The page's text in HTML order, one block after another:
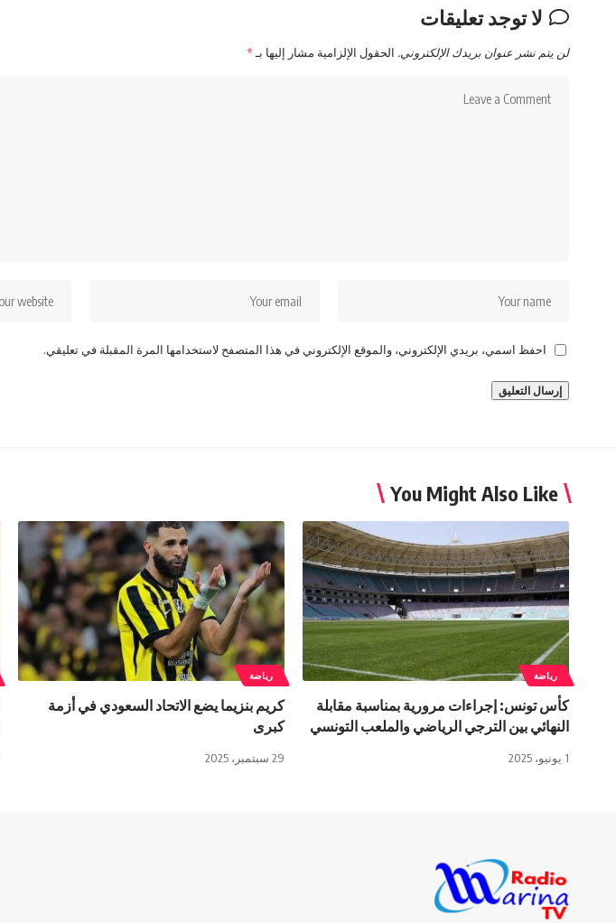
لا توجد تعليقات
لن يتم نشر عنوان بريدك الإلكتروني. الحقول الإلزامية مشار إليها بـ*
احفظ اسمي، بريدي الإلكتروني، والموقع الإلكتروني في هذا المتصفح لاستخدامها المرة المقبلة في تعليقي.
You Might Also Like
رياضة
كأس تونس: إجراءات مرورية بمناسبة مقابلة
النهائي بين الترجي الرياضي والملعب التونسي
1 يونيو، 2025
رياضة
كريم بنزيما يضع الاتحاد السعودي في أزمة
كبرى
29 سبتمبر، 2025